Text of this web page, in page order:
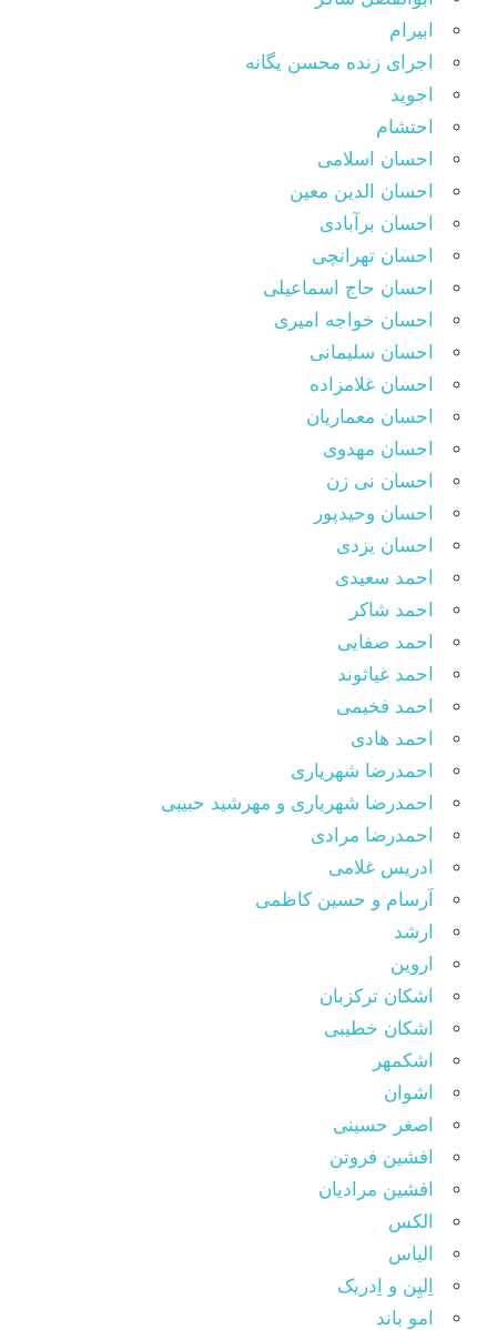
ابیرام
اجرای زنده محسن یگانه
اجوید
احتشام
احسان اسلامی
احسان الدین معین
احسان برآبادی
احسان تهرانچی
احسان حاج اسماعیلی
احسان خواجه امیری
احسان سلیمانی
احسان غلامزاده
احسان معماریان
احسان مهدوی
احسان نی زن
احسان وحیدپور
احسان یزدی
احمد سعیدی
احمد شاکر
احمد صفایی
احمد غیاثوند
احمد فخیمی
احمد هادی
احمدرضا شهریاری
احمدرضا شهریاری و مهرشید حبیبی
احمدرضا مرادی
ادریس غلامی
اَرسام و حسین کاظمی
ارشد
اروین
اشکان ترکزبان
اشکان خطیبی
اشکمهر
اشوان
اصغر حسینی
افشین فروتن
افشین مرادیان
الکس
الیاس
اِلیِن و اِدریک
امو باند